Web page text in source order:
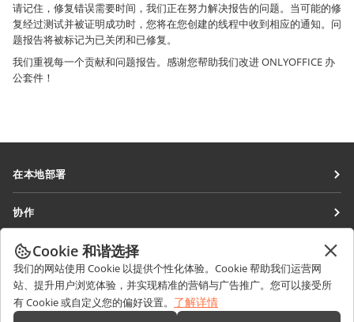
请记住，修复错误需要时间，我们正在努力解决报告的问题。当可能的修
复经过测试并被证明成功时，您将在您创建的线程中收到相应的通知。问
题报告将被标记为已关闭和已修复。
我们重视每一个贡献和问题报告。感谢您帮助我们改进 ONLYOFFICE 办
公套件！
在本地部署
协作空间
工作区
连接器
桌面应用程序
协作
针对翻译人员
针对博主
职位空缺
获取最新资讯
博客
获取帮助
论坛
Cookie 和谐选择
我们的网站使用 Cookie 以提供个性化体验。Cookie 帮助我们运营网
站、提升用户浏览体验，并实现精准的营销与广告推广。您可以接受所
有 Cookie 或自定义您的偏好设置。 了解详情